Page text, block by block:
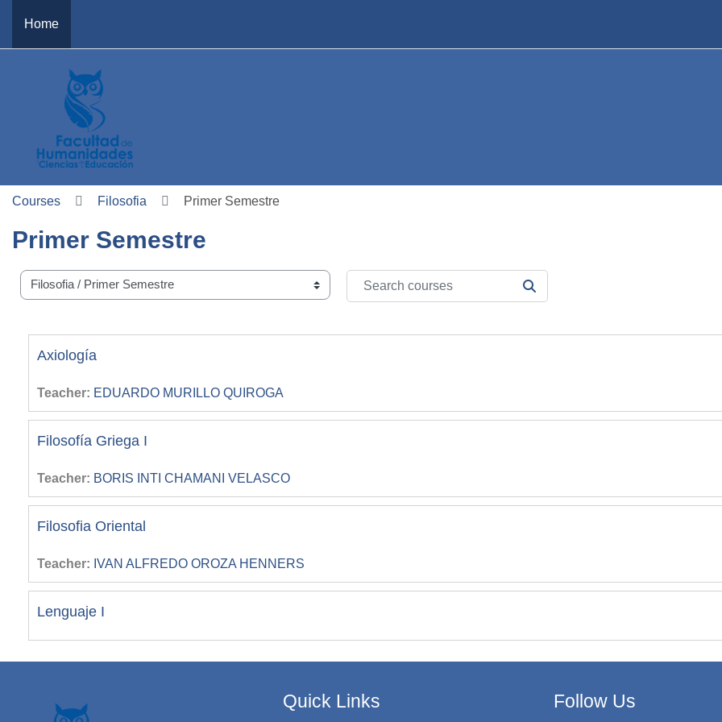
Home
Courses Filosofia Primer Semestre
Primer Semestre
categories
Search courses
SEARCH COURSES
Axiología
Teacher: EDUARDO MURILLO QUIROGA
Filosofía Griega I
Teacher: BORIS INTI CHAMANI VELASCO
Filosofia Oriental
Teacher: IVAN ALFREDO OROZA HENNERS
Lenguaje I
Quick Links Follow Us